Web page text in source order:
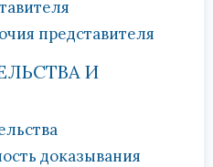
представителя
И
доказывания